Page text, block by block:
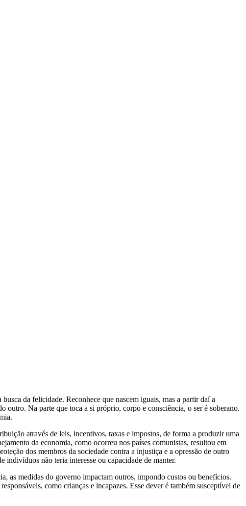
da felicidade. Reconhece que nascem iguais, mas a partir daí a
Na parte que toca a si próprio, corpo e consciência, o ser é soberano.
através de leis, incentivos, taxas e impostos, de forma a produzir uma
da economia, como ocorreu nos países comunistas, resultou em
dos membros da sociedade contra a injustiça e a opressão de outro
indivíduos não teria interesse ou capacidade de manter.
as medidas do governo impactam outros, impondo custos ou benefícios.
como crianças e incapazes. Esse dever é também susceptível de